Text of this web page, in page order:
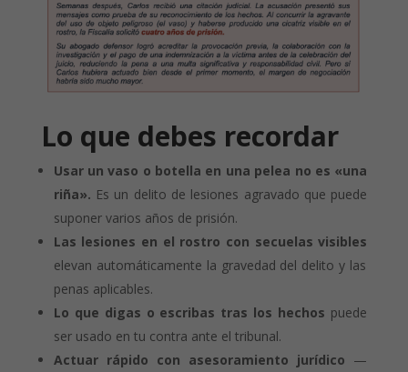
Lo que debes recordar
Usar un vaso o botella en una pelea no es «una
riña». Es un delito de lesiones agravado que puede
suponer varios años de prisión.
Las lesiones en el rostro con secuelas visibles
elevan automáticamente la gravedad del delito y las
penas aplicables.
Lo que digas o escribas tras los hechos puede
ser usado en tu contra ante el tribunal.
Actuar rápido con asesoramiento jurídico —